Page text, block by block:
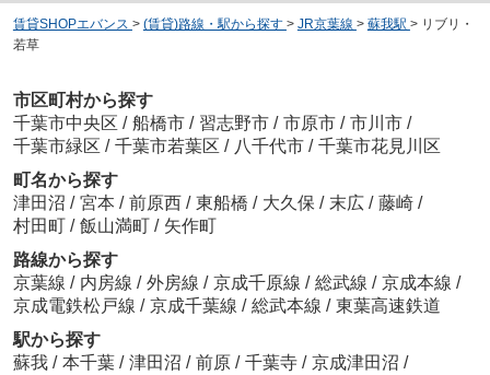
賃貸SHOPエバンス > (賃貸)路線・駅から探す > JR京葉線 > 蘇我駅 > リブリ・
若草
市区町村から探す
千葉市中央区 / 船橋市 / 習志野市 / 市原市 / 市川市 /
千葉市緑区 / 千葉市若葉区 / 八千代市 / 千葉市花見川区
町名から探す
津田沼 / 宮本 / 前原西 / 東船橋 / 大久保 / 末広 / 藤崎 /
村田町 / 飯山満町 / 矢作町
路線から探す
京葉線 / 内房線 / 外房線 / 京成千原線 / 総武線 / 京成本線 /
京成電鉄松戸線 / 京成千葉線 / 総武本線 / 東葉高速鉄道
駅から探す
蘇我 / 本千葉 / 津田沼 / 前原 / 千葉寺 / 京成津田沼 /